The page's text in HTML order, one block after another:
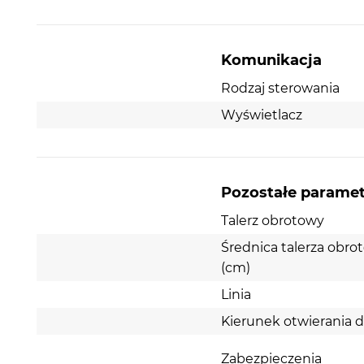
Komunikacja
Rodzaj sterowania
Wyświetlacz
Pozostałe
Talerz obrotowy
Średnica talerza
(cm)
Linia
Kierunek otwierania
Zabezpieczenia